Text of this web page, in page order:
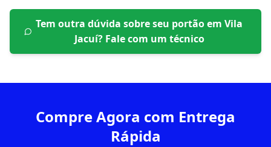
Tem outra dúvida sobre seu portão emVila
Jacuí? Fale com um técnico
Compre Agora com Entrega
Rápida